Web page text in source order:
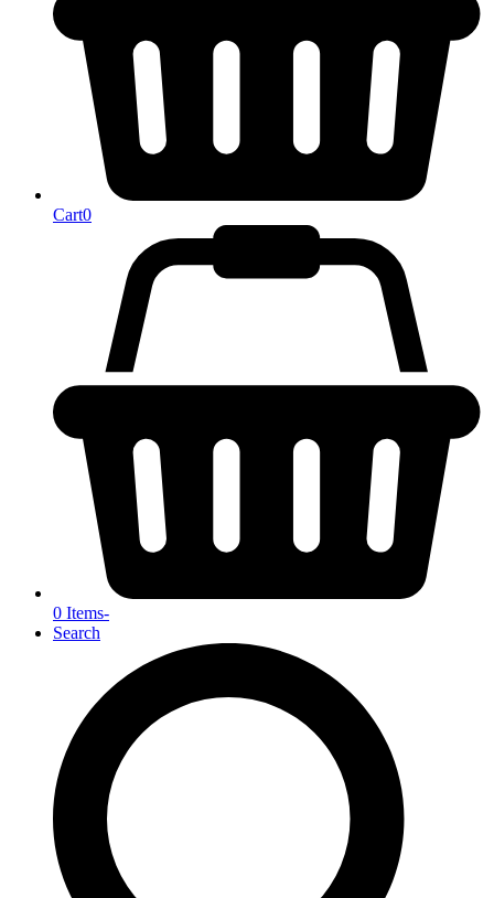
Cart0
0 Items-
Search